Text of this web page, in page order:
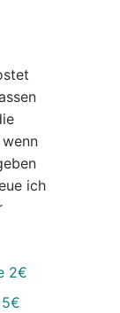
ich
2€